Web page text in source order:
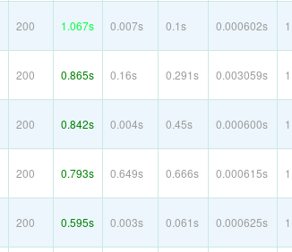
200 1.067s 0.007s 0.1s 0.000602s
200 0.865s 0.16s 0.291s 0.003059s
200 0.842s 0.004s 0.45s 0.000600s
200 0.793s 0.649s 0.666s 0.000615s
200 0.595s 0.003s 0.061s 0.000625s